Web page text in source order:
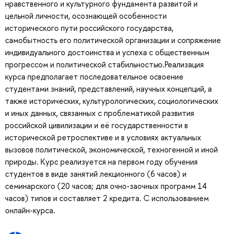
нравственного и культурного фундамента развитой и
цельной личности, осознающей особенности
исторического пути российского государства,
самобытность его политической организации и сопряжение
индивидуального достоинства и успеха с общественным
прогрессом и политической стабильностью.Реализация
курса предполагает последовательное освоение
студентами знаний, представлений, научных концепций, а
также исторических, культурологических, социологических
и иных данных, связанных с проблематикой развития
российской цивилизации и её государственности в
исторической ретроспективе и в условиях актуальных
вызовов политической, экономической, техногенной и иной
природы. Курс реализуется на первом году обучения
студентов в виде занятий лекционного (6 часов) и
семинарского (20 часов; для очно-заочных программ 14
часов) типов и составляет 2 кредита. С использованием
онлайн-курса.